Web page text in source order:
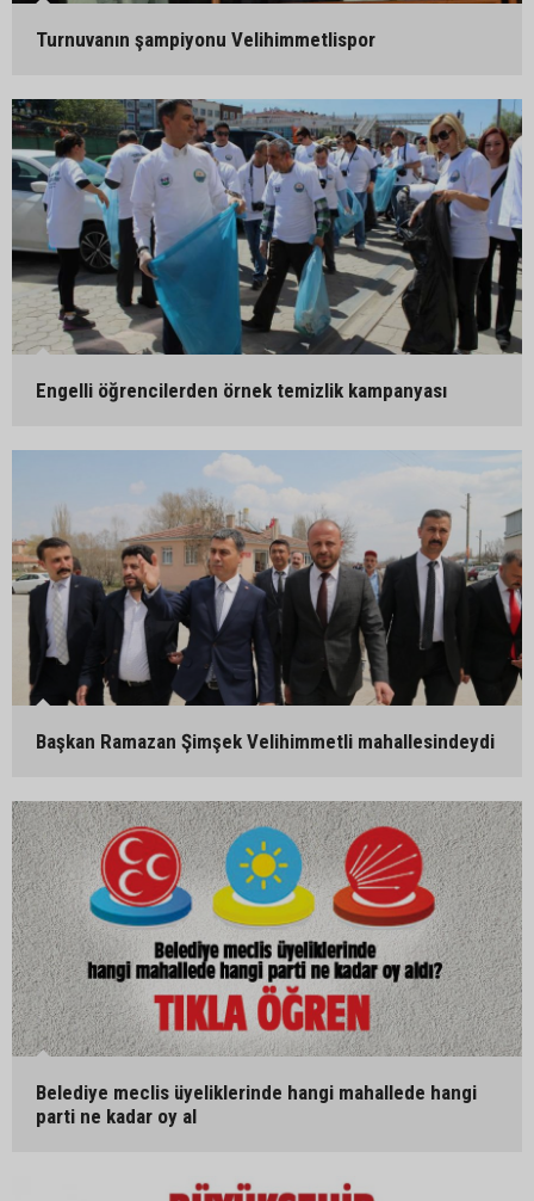
Turnuvanın şampiyonu Velihimmetlispor
Engelli öğrencilerden örnek temizlik kampanyası
Başkan Ramazan Şimşek Velihimmetli mahallesindeydi
Belediye meclis üyeliklerinde hangi mahallede hangi
parti ne kadar oy al